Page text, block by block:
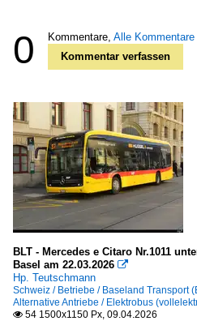
0 Kommentare, Alle Kommentare
Kommentar verfassen
BLT - Mercedes e Citaro Nr.1011
Basel am 22.03.2026 
Hp. Teutschmann
Schweiz / Betriebe / Baseland Transport
Alternative Antriebe / Elektrobus
 54 1500x1150 Px, 09.04.2026